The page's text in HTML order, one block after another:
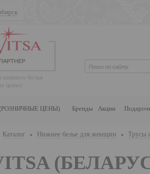
нижнего белья
цены)
(РОЗНИЧНЫЕ ЦЕНЫ) Бренды Акции
Каталог Нижнее белье для женщин Трусы